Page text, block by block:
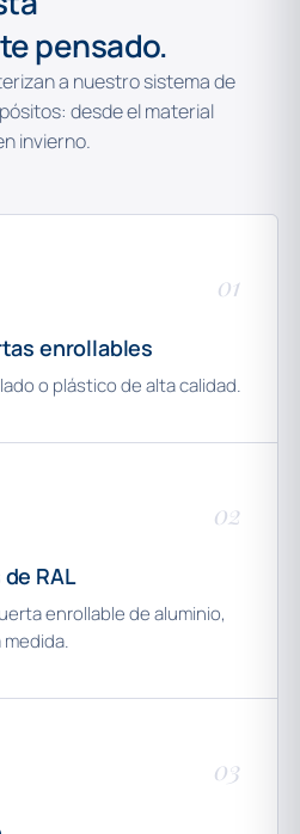
pensado.
a nuestro sistema de
desde el material
invierno.
01
enrollables
o plástico de alta calidad.
02
RAL
enrollable de aluminio,
03